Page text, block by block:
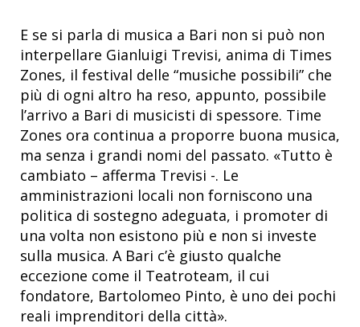
E se si parla di musica a Bari non si può non
interpellare Gianluigi Trevisi, anima di Times
Zones, il festival delle “musiche possibili” che
più di ogni altro ha reso, appunto, possibile
l’arrivo a Bari di musicisti di spessore. Time
Zones ora continua a proporre buona musica,
ma senza i grandi nomi del passato. «Tutto è
cambiato – afferma Trevisi -. Le
amministrazioni locali non forniscono una
politica di sostegno adeguata, i promoter di
una volta non esistono più e non si investe
sulla musica. A Bari c’è giusto qualche
eccezione come il Teatroteam, il cui
fondatore, Bartolomeo Pinto, è uno dei pochi
reali imprenditori della città».